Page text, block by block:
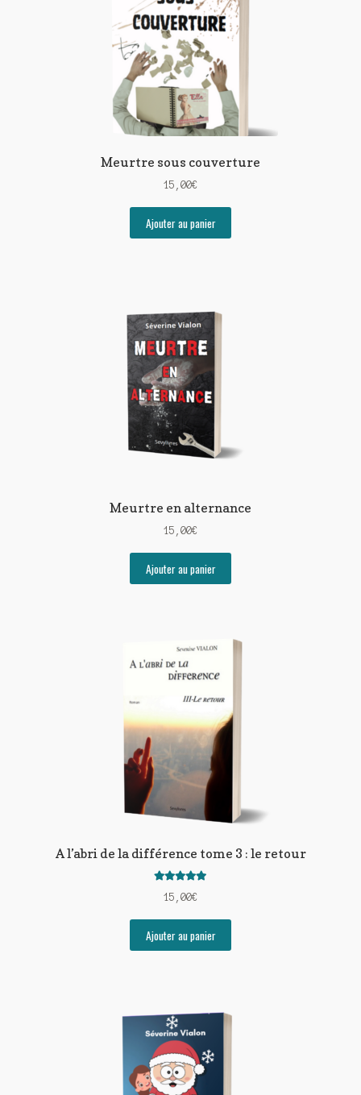
Meurtre sous couverture
15,00€
Ajouter au panier
Meurtre en alternance
15,00€
Ajouter au panier
A l’abri de la différence tome 3 : le retour
15,00€
Ajouter au panier